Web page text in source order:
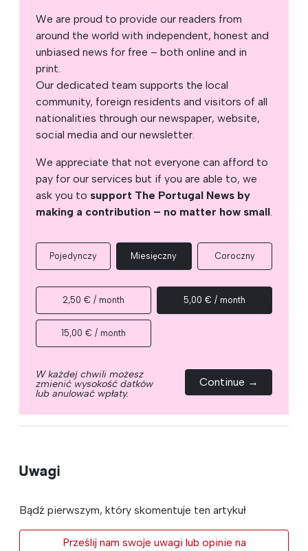
We are proud to provide our readers from
around the world with independent, honest and
unbiased news for free – both online and in
print.
Our dedicated team supports the local
community, foreign residents and visitors of all
nationalities through our newspaper, website,
social media and our newsletter.
We appreciate that not everyone can afford to
pay for our services but if you are able to, we
ask you to support The Portugal News by
making a contribution – no matter how small.
Pojedynczy Miesięczny Coroczny
2,50 € / month 5,00 € / month
15,00 € / month
W każdej chwili możesz
zmienić wysokość datków
lub anulować wpłaty.
Continue →
Uwagi
Bądź pierwszym, który skomentuje ten artykuł
Prześlij nam swoje uwagi lub opinie na